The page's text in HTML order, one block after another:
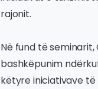
rajonit.
Në fund të
bashkëpunim
këtyre iniciativave